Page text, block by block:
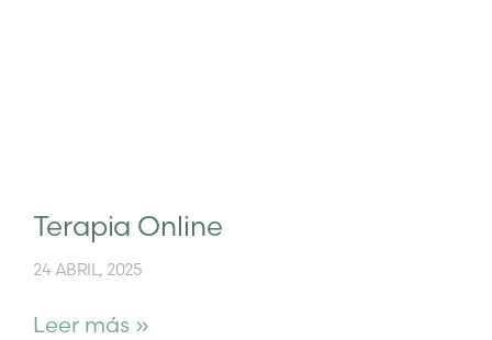
Terapia Online
24 ABRIL, 2025
Leer más »